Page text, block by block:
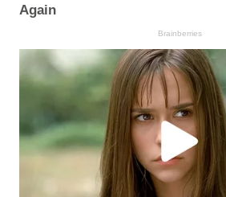
Again
Brainberries